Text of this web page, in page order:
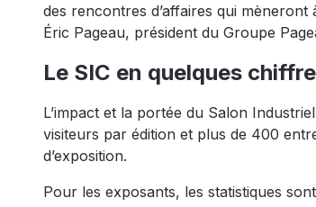
des rencontres d’affaires qui
Éric Pageau, président du Groupe
Le SIC en quelques
L’impact et la portée du Salon
visiteurs par édition et plus de 400
d’exposition.
Pour les exposants, les statistiques